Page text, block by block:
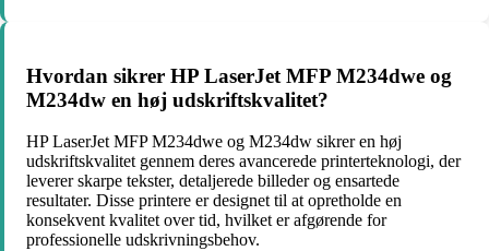
Hvordan sikrer HP LaserJet MFP M234dwe og
M234dw en høj udskriftskvalitet?
HP LaserJet MFP M234dwe og M234dw sikrer en høj
udskriftskvalitet gennem deres avancerede printerteknologi, der
leverer skarpe tekster, detaljerede billeder og ensartede
resultater. Disse printere er designet til at opretholde en
konsekvent kvalitet over tid, hvilket er afgørende for
professionelle udskrivningsbehov.